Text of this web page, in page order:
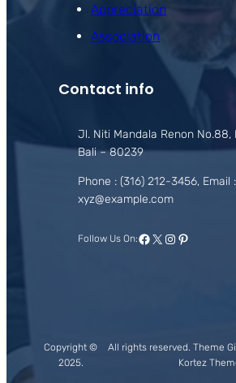
Appreciation
Association
Contact info
Jl. Niti Mandala Renon No.88,
Bali – 80239
Phone : (316) 212-3456, Email :
xyz@example.com
Follow Us On:Facebook
X Instagram
Pinterest
Copyright ©
2025.
All rights reserved. Theme
Kortez